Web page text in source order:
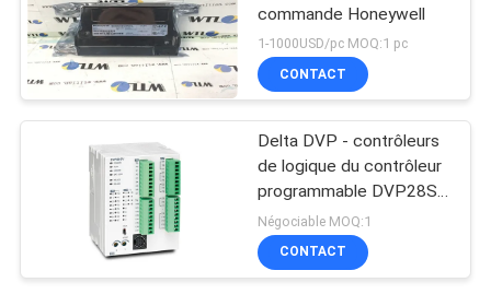
commande Honeywell
1-1000USD/pc MOQ:1 pc
CONTACT
Delta DVP - contrôleurs
de logique du contrôleur
programmable DVP28SV
de PLC de la série SV2
Négociable MOQ:1
CONTACT